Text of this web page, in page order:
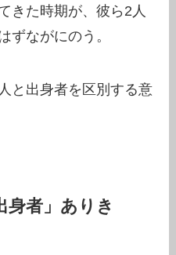
きた時期が、彼ら2人
ずながにのう。
と出身者を区別する意
身者」ありき